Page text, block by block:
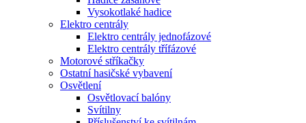
Vysokotlaké hadice
Elektro centrály
Elektro centrály jednofázové
Elektro centrály třífázové
Motorové stříkačky
Ostatní hasičské vybavení
Osvětlení
Osvětlovací balóny
Svítilny